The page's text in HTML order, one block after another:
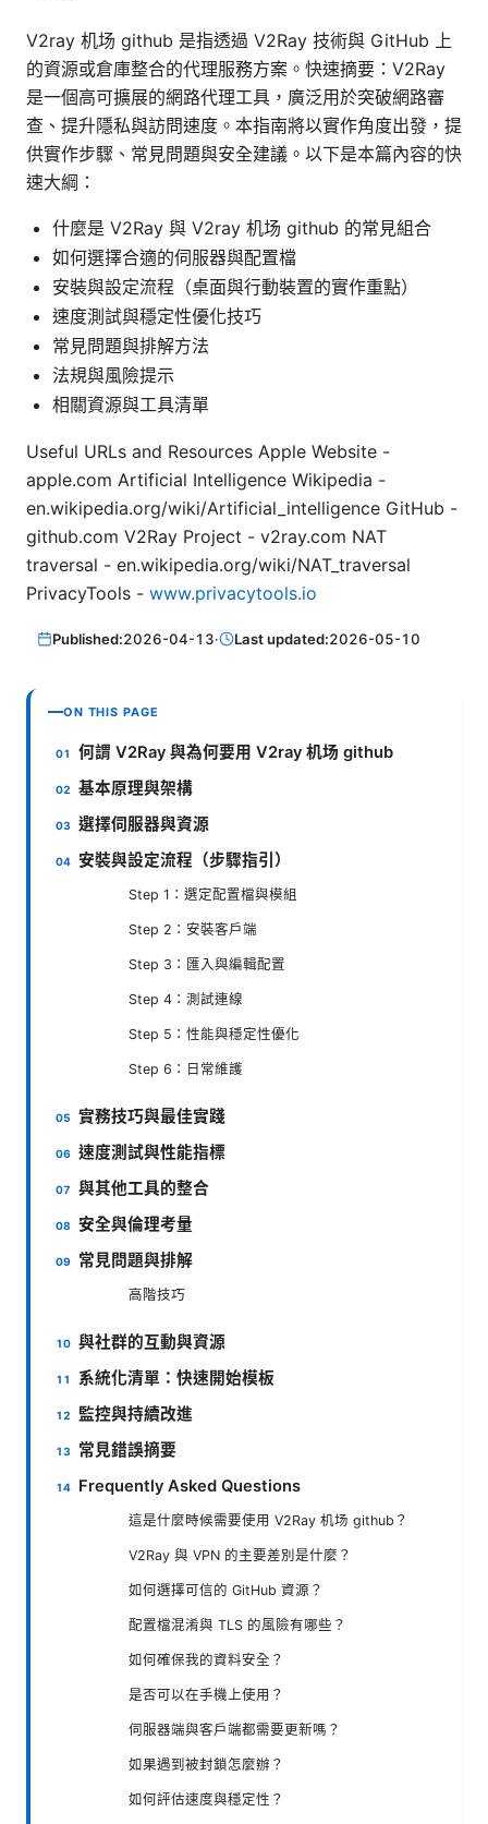
V2ray 机场 github 是指透過 V2Ray 技術與 GitHub 上
的資源或倉庫整合的代理服務方案。快速摘要：V2Ray
是一個高可擴展的網路代理工具，廣泛用於突破網路審
查、提升隱私與訪問速度。本指南將以實作角度出發，提
供實作步驟、常見問題與安全建議。以下是本篇內容的快
速大綱：
什麼是 V2Ray 與 V2ray 机场 github 的常見組合
如何選擇合適的伺服器與配置檔
安裝與設定流程（桌面與行動裝置的實作重點）
速度測試與穩定性優化技巧
常見問題與排解方法
法規與風險提示
相關資源與工具清單
Useful URLs and Resources Apple Website -
apple.com Artificial Intelligence Wikipedia -
en.wikipedia.org/wiki/Artificial_intelligence GitHub -
github.com V2Ray Project - v2ray.com NAT
traversal - en.wikipedia.org/wiki/NAT_traversal
PrivacyTools - www.privacytools.io
Published:2026-04-13· Last updated:2026-05-10
ON THIS PAGE
何謂 V2Ray 與為何要用 V2ray 机场 github
基本原理與架構
選擇伺服器與資源
安裝與設定流程（步驟指引）
Step 1：選定配置檔與模組
Step 2：安裝客戶端
Step 3：匯入與編輯配置
Step 4：測試連線
Step 5：性能與穩定性優化
Step 6：日常維護
實務技巧與最佳實踐
速度測試與性能指標
與其他工具的整合
安全與倫理考量
常見問題與排解
高階技巧
與社群的互動與資源
系統化清單：快速開始模板
監控與持續改進
常見錯誤摘要
Frequently Asked Questions
這是什麼時候需要使用 V2Ray 机场 github？
V2Ray 與 VPN 的主要差別是什麼？
如何選擇可信的 GitHub 資源？
配置檔混淆與 TLS 的風險有哪些？
如何確保我的資料安全？
是否可以在手機上使用？
伺服器端與客戶端都需要更新嗎？
如果遇到被封鎖怎麼辦？
如何評估速度與穩定性？